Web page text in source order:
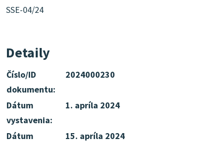
SSE-04/24
Detaily
Číslo/ID
dokumentu:
2024000230
Dátum
vystavenia:
1. apríla 2024
Dátum
15. apríla 2024